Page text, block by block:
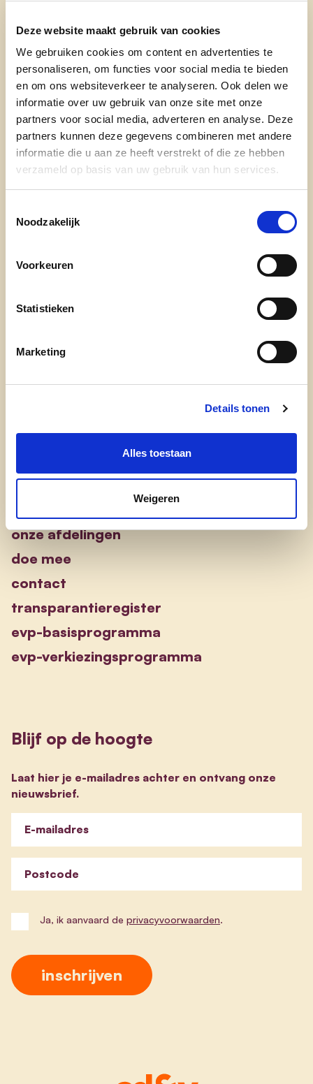
Deze website maakt gebruik van cookies
We gebruiken cookies om content en advertenties te
personaliseren, om functies voor social media te bieden
en om ons websiteverkeer te analyseren. Ook delen we
informatie over uw gebruik van onze site met onze
partners voor social media, adverteren en analyse. Deze
partners kunnen deze gegevens combineren met andere
informatie die u aan ze heeft verstrekt of die ze hebben
verzameld op basis van uw gebruik van hun services.
Noodzakelijk
Voorkeuren
Statistieken
Marketing
Details tonen
Alles toestaan
Weigeren
levensfase. Daarnaast kunt u er ook met al uw
eigen vragen terecht. We starten de avond met
broodjes en een drankje en achteraf is er ook tijd
om na te praten.
Deelnemen is gratis na inschrijving.
onze partij
onze afdelingen
doe mee
contact
transparantieregister
evp-basisprogramma
evp-verkiezingsprogramma
Blijf op de hoogte
Laat hier je e-mailadres achter en ontvang onze
nieuwsbrief.
E-mailadres
Postcode
Ja, ik aanvaard de privacyvoorwaarden.